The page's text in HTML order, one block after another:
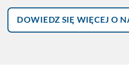
Dowiedz się więcej o